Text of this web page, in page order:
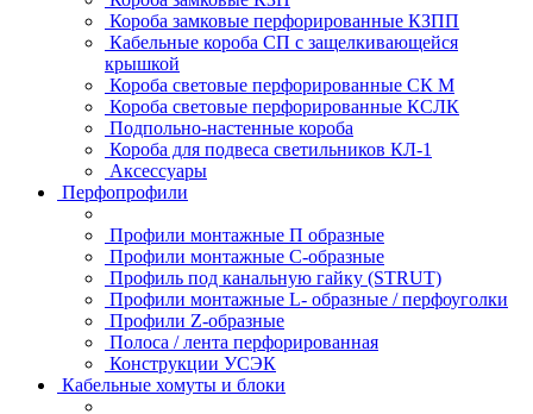
Короба замковые перфорированные КЗПП
Кабельные короба СП с защелкивающейся
крышкой
Короба световые перфорированные СК М
Короба световые перфорированные КСЛК
Подпольно-настенные короба
Короба для подвеса светильников КЛ-1
Аксессуары
Перфопрофили
Профили монтажные П образные
Профили монтажные C-образные
Профиль под канальную гайку (STRUT)
Профили монтажные L- образные / перфоуголки
Профили Z-образные
Полоса / лента перфорированная
Конструкции УСЭК
Кабельные хомуты и блоки